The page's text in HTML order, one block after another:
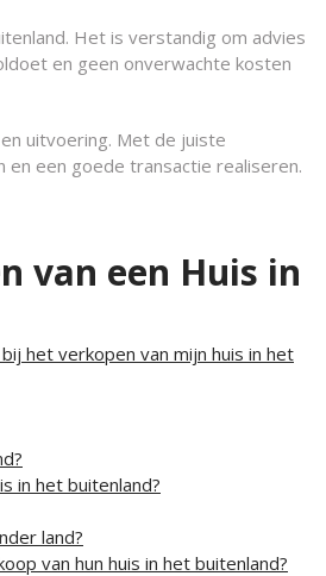
Het is verstandig om advies
en geen onverwachte kosten
uitvoering. Met de juiste
een goede transactie realiseren.
van een Huis in
het verkopen van mijn huis in het
in het buitenland?
land?
van hun huis in het buitenland?